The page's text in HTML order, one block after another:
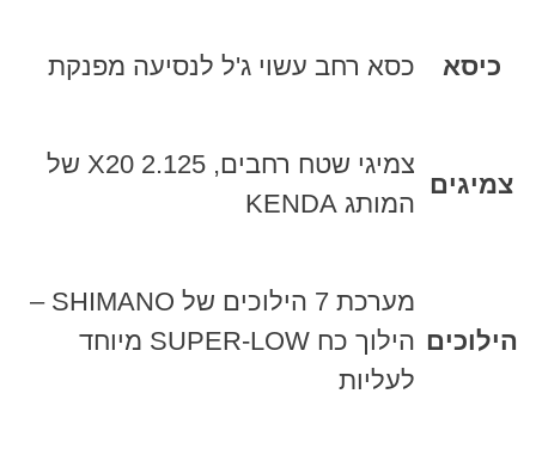
כיסא כסא רחב עשוי ג'ל לנסיעה מפנקת
צמיגים
צמיגי שטח רחבים, X20 2.125 של
המותג KENDA
הילוכים
מערכת 7 הילוכים של SHIMANO –
הילוך כח SUPER-LOW מיוחד
לעליות